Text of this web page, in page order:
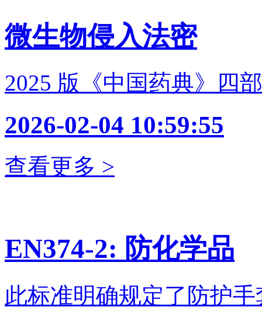
微生物侵入法密
2025 版《中国药典》四
2026-02-04 10:59:55
查看更多 >
EN374-2: 防化学品
此标准明确规定了防护